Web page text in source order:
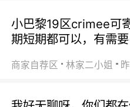
小巴黎19区crimee可
期短期都可以，有需
商家自荐区 林家二小姐